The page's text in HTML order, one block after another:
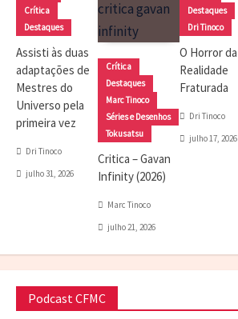
Crítica
Destaques
Assisti às duas
adaptações de
Mestres do
Universo pela
primeira vez
Dri Tinoco
julho 31, 2026
Crítica
Destaques
Marc Tinoco
Séries e Desenhos
Tokusatsu
Critica – Gavan
Infinity (2026)
Marc Tinoco
julho 21, 2026
Destaques
Dri Tinoco
O Horror da
Realidade
Fraturada
Dri Tinoco
julho 17, 2026
Podcast CFMC